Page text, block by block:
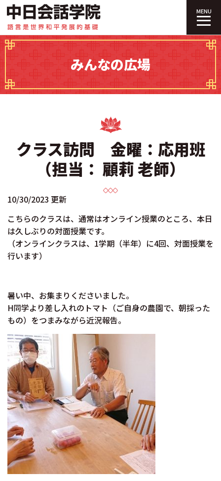
中日会話学院
MENU
みんなの広場
クラス訪問 金曜：応用班
（担当： 顧莉 老師）
10/30/2023 更新
こちらのクラスは、通常はオンライン授業のところ、本日
は久しぶりの対面授業です。
（オンラインクラスは、1学期（半年）に4回、対面授業を
行います）
暑い中、お集まりくださいました。
H同学より差し入れのトマト（ご自身の農園で、朝採った
もの）をつまみながら近況報告。